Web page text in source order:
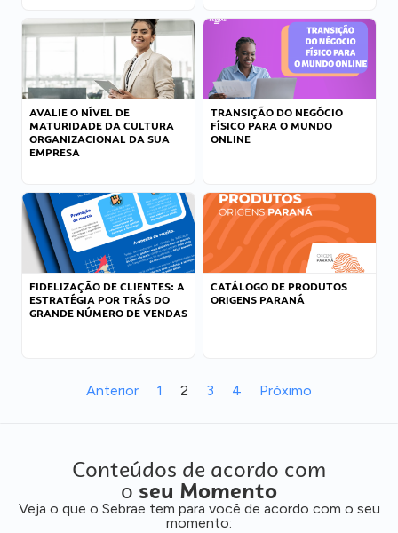
AVALIE O NÍVEL DE
MATURIDADE DA CULTURA
ORGANIZACIONAL DA SUA
EMPRESA
TRANSIÇÃO DO NEGÓCIO
FÍSICO PARA O MUNDO
ONLINE
FIDELIZAÇÃO DE CLIENTES: A
ESTRATÉGIA POR TRÁS DO
GRANDE NÚMERO DE VENDAS
CATÁLOGO DE PRODUTOS
ORIGENS PARANÁ
Anterior 1 2 3 4 Próximo
Conteúdos de acordo com
o seu Momento
Veja o que o Sebrae tem para você de acordo com o seu
momento: